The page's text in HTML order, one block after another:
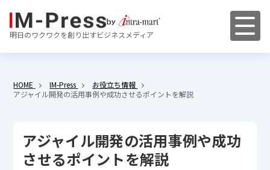
明日のワクワクを創り出すビジネスメディア
HOME IM-Press
お役立ち情報
アジャイル開発の活用事例や成功させるポイントを解説
アジャイル開発の活用事例や成功
させるポイントを解説